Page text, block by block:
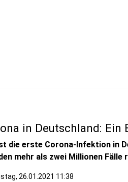
in Deutschland: Ein
die erste Corona-Infektion in
mehr als zwei Millionen Fälle
26.01.2021 11:38